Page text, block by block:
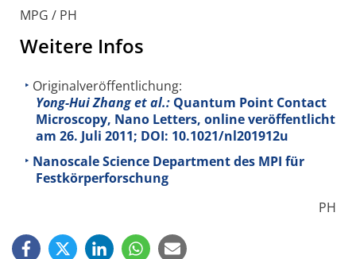
MPG / PH
Weitere Infos
Originalveröffentlichung:
Yong-Hui Zhang et al.: Quantum Point Contact
Microscopy, Nano Letters, online veröffentlicht
am 26. Juli 2011; DOI: 10.1021/nl201912u
Nanoscale Science Department des MPI für
Festkörperforschung
PH